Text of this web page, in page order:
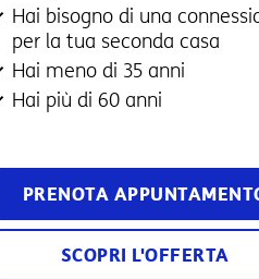
Hai bisogno di una
per la tua seconda casa
Hai meno di 35 anni
Hai più di 60 anni
PRENOTA
SCOPRI L'OFFERTA